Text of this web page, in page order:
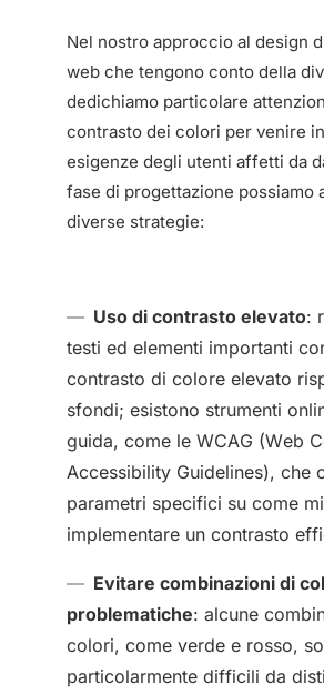
Nel nostro approccio al design
web che tengono conto della
dedichiamo particolare
contrasto dei colori per venire
esigenze degli utenti affetti da
fase di progettazione possiamo
diverse strategie:
Uso di contrasto elevato:
testi ed elementi importanti
contrasto di colore elevato
sfondi; esistono strumenti
guida, come le WCAG (Web
Accessibility Guidelines), che
parametri specifici su come
implementare un contrasto
Evitare combinazioni di
problematiche: alcune
colori, come verde e rosso,
particolarmente difficili da